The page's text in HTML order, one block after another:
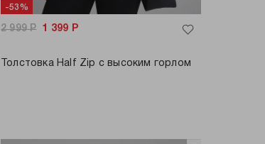
-53%
2 999Р 1 399 Р
Толстовка Half Zip с высоким горлом